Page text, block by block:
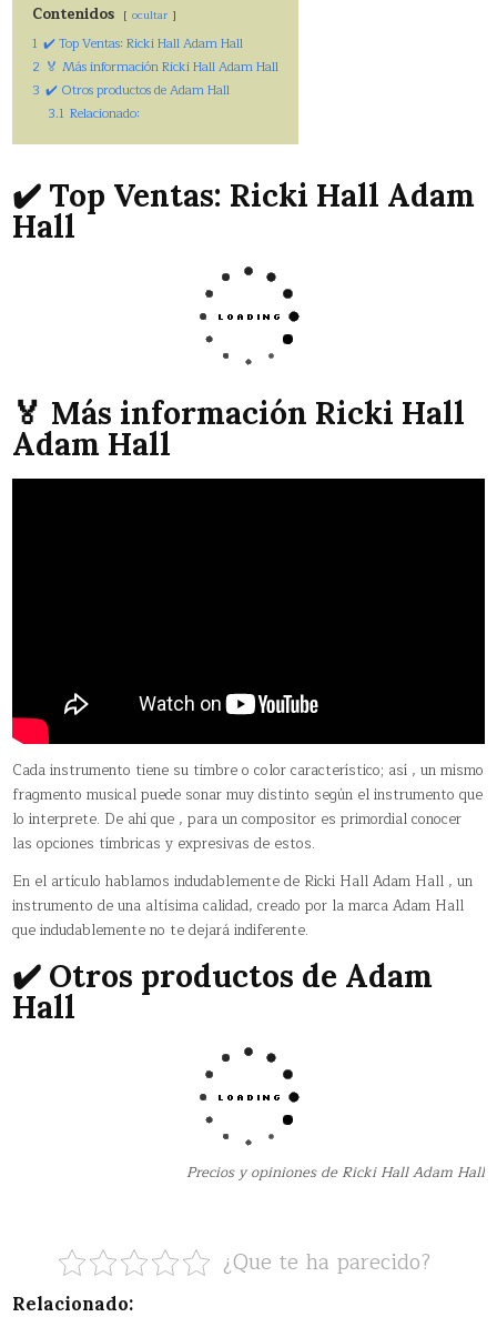
Contenidos ocultar
1 ✔️ Top Ventas: Ricki Hall Adam Hall
2 🏅 Más información Ricki Hall Adam Hall
3 ✔️ Otros productos de Adam Hall
3.1 Relacionado:
✔️ Top Ventas: Ricki Hall Adam
Hall
🏅 Más información Ricki Hall
Adam Hall
Cada instrumento tiene su timbre o color característico; así , un mismo
fragmento musical puede sonar muy distinto según el instrumento que
lo interprete. De ahí que , para un compositor es primordial conocer
las opciones tímbricas y expresivas de estos.
En el artículo hablamos indudablemente de Ricki Hall Adam Hall , un
instrumento de una altísima calidad, creado por la marca Adam Hall
que indudablemente no te dejará indiferente.
✔️ Otros productos de Adam
Hall
Precios y opiniones de Ricki Hall Adam Hall
¿Que te ha parecido?
Relacionado: